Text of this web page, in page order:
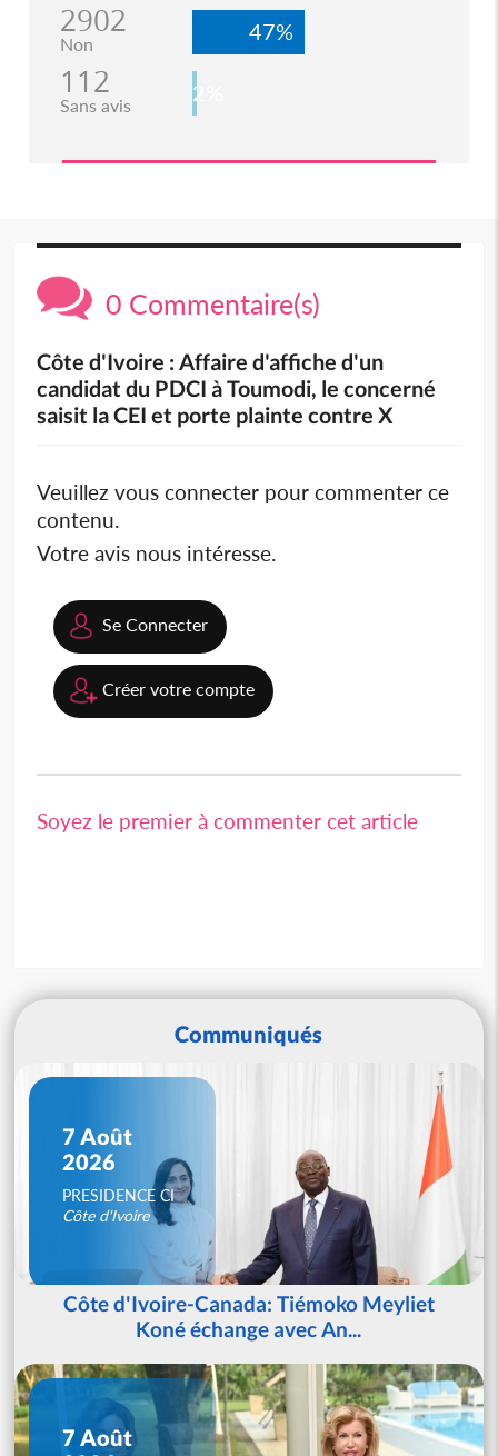
2902
Non 47%
112
Sans avis 2%
0 Commentaire(s)
Côte d'Ivoire : Affaire d'affiche d'un
candidat du PDCI à Toumodi, le concerné
saisit la CEI et porte plainte contre X
Veuillez vous connecter pour commenter ce
contenu.
Votre avis nous intéresse.
Se Connecter
Créer votre compte
Soyez le premier à commenter cet article
Communiqués
7 Août
2026
PRESIDENCE CI
Côte d'Ivoire
Côte d'Ivoire-Canada: Tiémoko Meyliet
Koné échange avec An...
7 Août